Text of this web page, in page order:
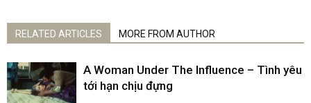
RELATED ARTICLES MORE FROM AUTHOR
A Woman Under The Influence – Tình yêu
tới hạn chịu đựng